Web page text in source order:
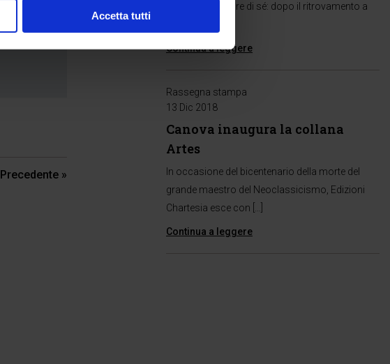
Accetta tutti
Precedente »
Canova fa parlare di sé: dopo il ritrovamento a
Continua a leggere
Rassegna stampa
13 Dic 2018
Canova inaugura la collana
Artes
In occasione del bicentenario della morte del
grande maestro del Neoclassicismo, Edizioni
Chartesia esce con […]
Continua a leggere